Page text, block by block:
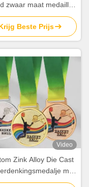
zwaar maat medaille
gewichtheffen sport
Award Championship
Beste Prijs
Video
Zink Alloy Die Cast
met
Logo voor prijzen en